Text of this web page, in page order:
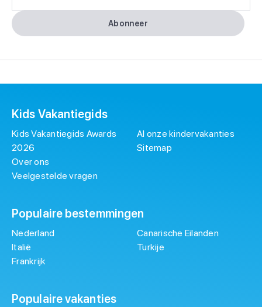
Abonneer
Kids Vakantiegids
Kids Vakantiegids Awards
2026
Over ons
Veelgestelde vragen
Al onze kindervakanties
Sitemap
Populaire bestemmingen
Nederland
Italië
Frankrijk
Canarische Eilanden
Turkije
Populaire vakanties